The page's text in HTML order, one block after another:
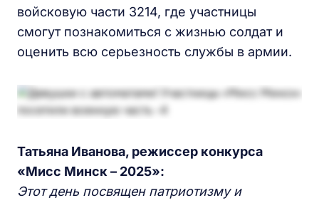
войсковую части 3214, где участницы
смогут познакомиться с жизнью солдат и
оценить всю серьезность службы в армии.
Татьяна Иванова, режиссер конкурса
«Мисс Минск – 2025»:
Этот день посвящен патриотизму и